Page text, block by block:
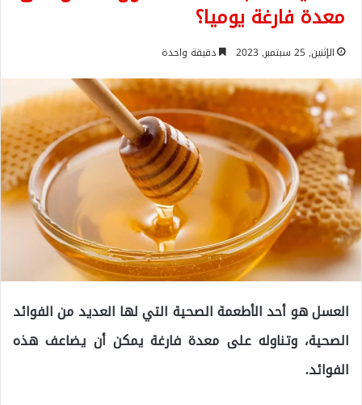
معدة فارغة يوميا؟
الإثنين, 25 سبتمبر, 2023 دقيقة واحدة
العسل هو أحد الأطعمة الصحية التي لها العديد من الفوائد
الصحية، وتناوله على معدة فارغة يمكن أن يضاعف هذه
الفوائد.